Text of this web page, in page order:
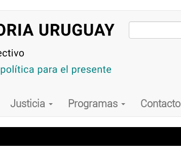
Justicia Programas Contacto